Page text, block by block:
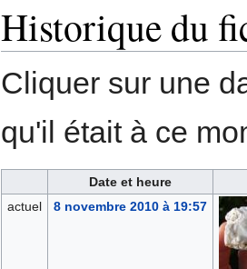
Historique du
Cliquer sur une
qu'il était à ce
Date et heure
actuel
8 novembre 2010 à 19:57